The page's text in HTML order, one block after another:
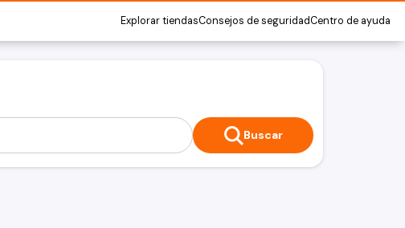
Explorar tiendasConsejos de seguridadCentro de ayuda
Buscar